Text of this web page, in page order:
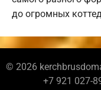
до огромных
© 2026
+7 921 027-